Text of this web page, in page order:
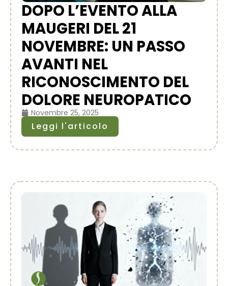
DOPO L’EVENTO ALLA
MAUGERI DEL 21
NOVEMBRE: UN PASSO
AVANTI NEL
RICONOSCIMENTO DEL
DOLORE NEUROPATICO
Novembre 25, 2025
Leggi l'articolo